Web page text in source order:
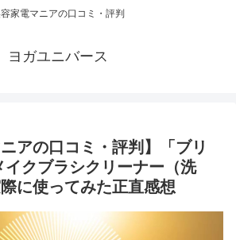
家電マニアの口コミ・評判
ヨガユニバース
ニアの口コミ・評判】「ブリ
イクブラシクリーナー（洗
に使ってみた正直感想